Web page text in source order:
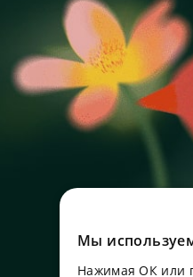
Мы
Нажимая ОК или